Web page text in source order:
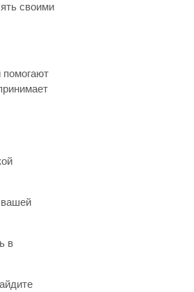
своими
вашей
в